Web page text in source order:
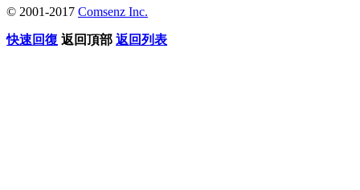
© 2001-2017 Comsenz Inc.
快速回復 返回頂部 返回列表